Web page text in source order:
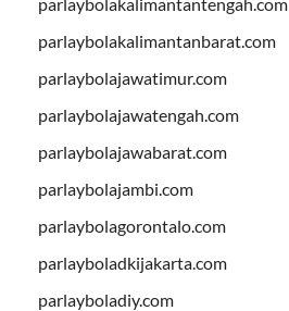
parlaybolakalimantanbarat.com
parlaybolajawatimur.com
parlaybolajawatengah.com
parlaybolajawabarat.com
parlaybolajambi.com
parlaybolagorontalo.com
parlayboladkijakarta.com
parlayboladiy.com